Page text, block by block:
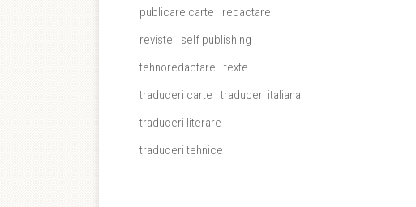
publicare carte
redactare
reviste
self publishing
tehnoredactare
texte
traduceri carte
traduceri italiana
traduceri literare
traduceri tehnice